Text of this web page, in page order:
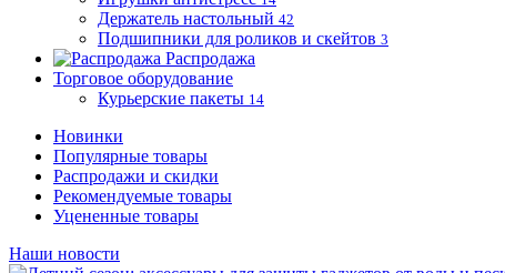
Держатель настольный 42
Подшипники для роликов и скейтов 3
Распродажа
Торговое оборудование
Курьерские пакеты 14
Новинки
Популярные товары
Распродажи и скидки
Рекомендуемые товары
Уцененные товары
Наши новости